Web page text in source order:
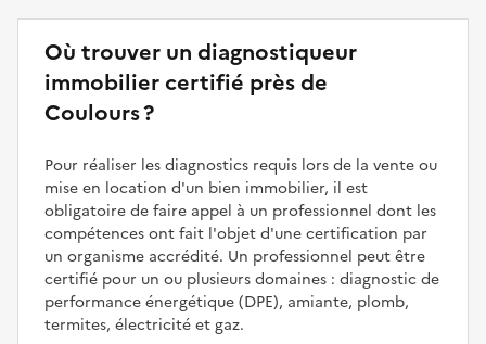
Où trouver un diagnostiqueur
immobilier certifié près de
Coulours ?
Pour réaliser les diagnostics requis lors de la vente ou
mise en location d'un bien immobilier, il est
obligatoire de faire appel à un professionnel dont les
compétences ont fait l'objet d'une certification par
un organisme accrédité. Un professionnel peut être
certifié pour un ou plusieurs domaines : diagnostic de
performance énergétique (DPE), amiante, plomb,
termites, électricité et gaz.